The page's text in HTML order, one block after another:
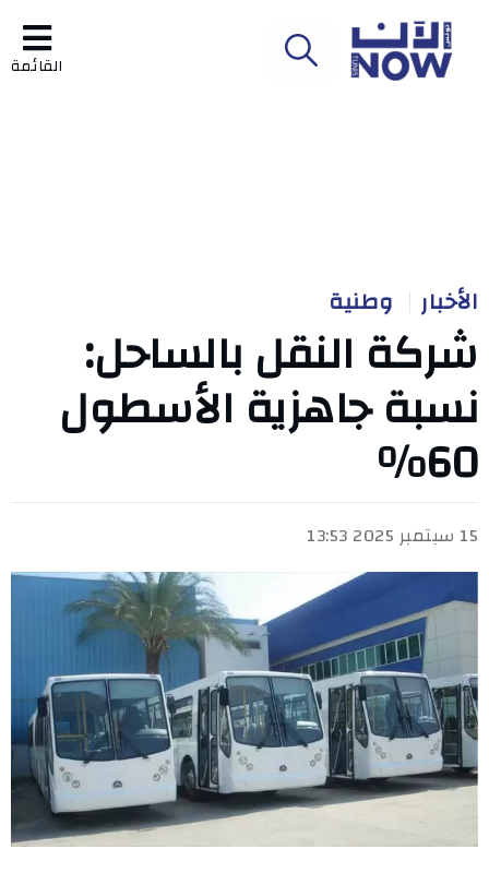
القائمة
الأخبار وطنية
شركة النقل بالساحل:
نسبة جاهزية الأسطول
60%
15 سبتمبر 2025 13:53